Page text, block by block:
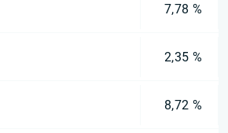
7,78 %
2,35 %
8,72 %